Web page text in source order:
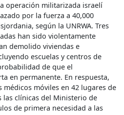
operación militarizada israelí
por la fuerza a 40,000
según la UNRWA. Tres
han sido violentamente
demolido viviendas e
escuelas y centros de
de que el
en permanente. En respuesta,
médicos móviles en 42 lugares de
las clínicas del Ministerio de
de primera necesidad a las